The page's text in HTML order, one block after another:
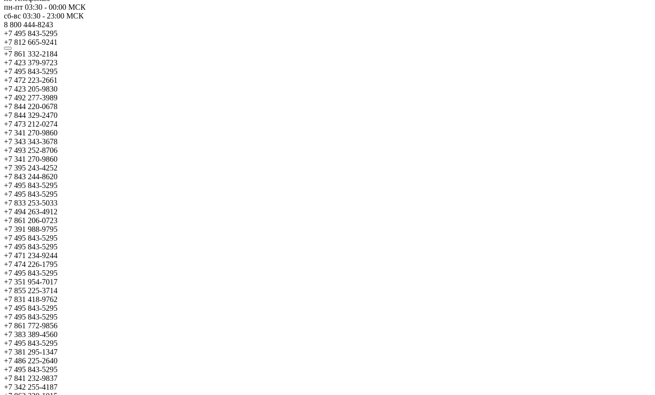
пн-пт 03:30 - 00:00 МСК
сб-вс 03:30 - 23:00 МСК
8 800 444-8243
+7 495 843-5295
+7 812 665-9241
+7 861 332-2184
+7 423 379-9723
+7 495 843-5295
+7 472 223-2661
+7 423 205-9830
+7 492 277-3989
+7 844 220-0678
+7 844 329-2470
+7 473 212-0274
+7 341 270-9860
+7 343 343-3678
+7 493 252-8706
+7 341 270-9860
+7 395 243-4252
+7 843 244-8620
+7 495 843-5295
+7 495 843-5295
+7 833 253-5033
+7 494 263-4912
+7 861 206-0723
+7 391 988-9795
+7 495 843-5295
+7 495 843-5295
+7 471 234-9244
+7 474 226-1795
+7 495 843-5295
+7 351 954-7017
+7 855 225-3714
+7 831 418-9762
+7 495 843-5295
+7 495 843-5295
+7 861 772-9856
+7 383 389-4560
+7 495 843-5295
+7 381 295-1347
+7 486 225-2640
+7 495 843-5295
+7 841 232-9837
+7 342 255-4187